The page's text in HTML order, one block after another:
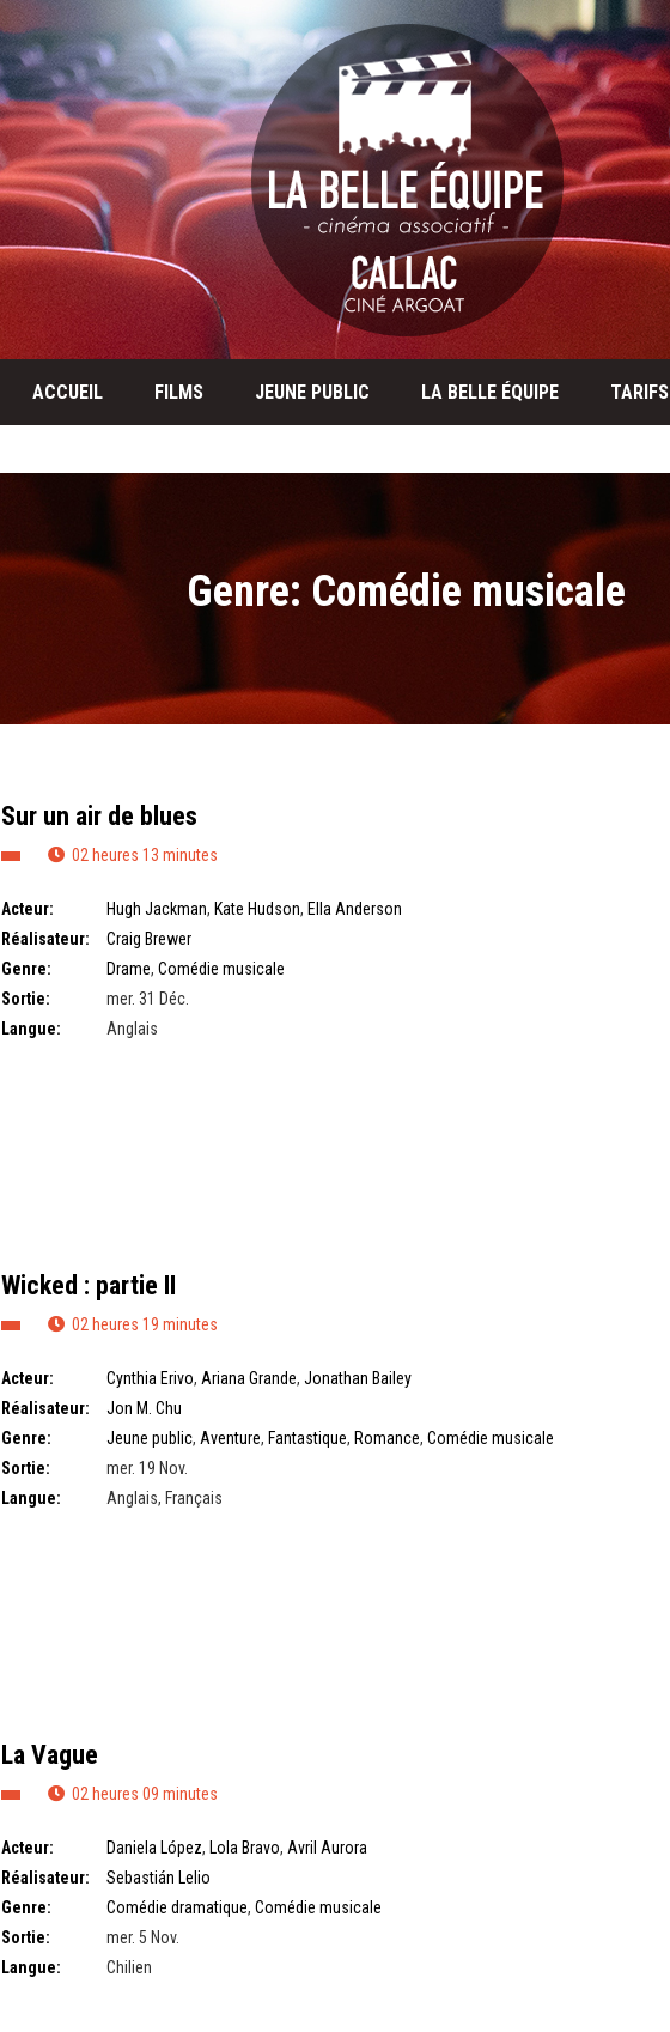
ACCUEIL FILMS JEUNE PUBLIC LA BELLE ÉQUIPE TARIFS
Genre: Comédie musicale
Sur un air de blues
02 heures 13 minutes
Acteur: Hugh Jackman, Kate Hudson, Ella Anderson
Réalisateur:
Craig Brewer
Genre:
Drame, Comédie musicale
Sortie:
mer. 31 Déc.
Langue:
Anglais
Wicked : partie II
02 heures 19 minutes
Acteur: Cynthia Erivo, Ariana Grande, Jonathan Bailey
Réalisateur:
Jon M. Chu
Genre:
Jeune public, Aventure, Fantastique, Romance, Comédie musicale
Sortie:
mer. 19 Nov.
Langue:
Anglais, Français
La Vague
02 heures 09 minutes
Acteur: Daniela López, Lola Bravo, Avril Aurora
Réalisateur:
Sebastián Lelio
Genre:
Comédie dramatique, Comédie musicale
Sortie:
mer. 5 Nov.
Langue:
Chilien